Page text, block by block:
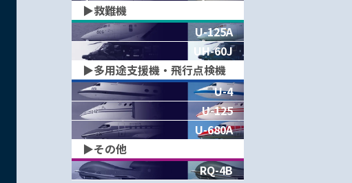
▶︎救難機
U-125A
UH-60J
▶︎多用途支援機・飛行点検機
U-4
U-125
U-680A
▶︎その他
RQ-4B